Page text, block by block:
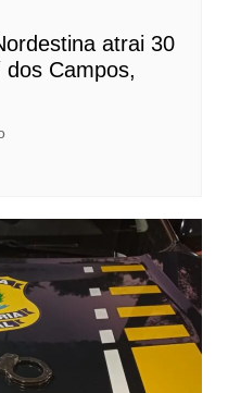
atrai 30
Campos,